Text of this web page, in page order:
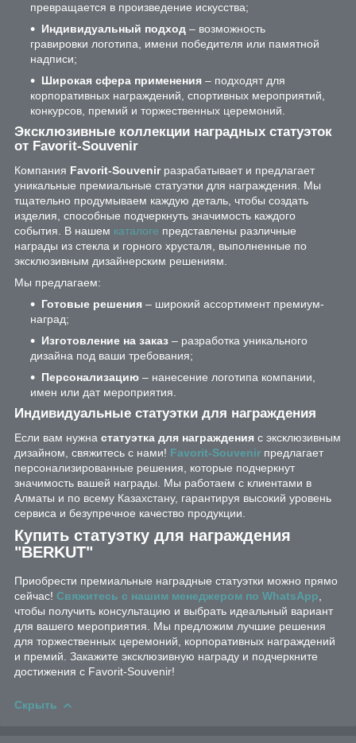
превращается в произведение искусства;
Индивидуальный подход – возможность
гравировки логотипа, имени победителя или памятной
надписи;
Широкая сфера применения – подходят для
корпоративных награждений, спортивных мероприятий,
конкурсов, премий и торжественных церемоний.
Эксклюзивные коллекции наградных статуэток
от Favorit-Souvenir
Компания Favorit-Souvenirразрабатывает и предлагает
уникальные премиальные статуэтки для награждения. Мы
тщательно продумываем каждую деталь, чтобы создать
изделия, способные подчеркнуть значимость каждого
события. В нашем каталоге представлены различные
награды из стекла и горного хрусталя, выполненные по
эксклюзивным дизайнерским решениям.
Мы предлагаем:
Готовые решения – широкий ассортимент премиум-
наград;
Изготовление на заказ – разработка уникального
дизайна под ваши требования;
Персонализацию – нанесение логотипа компании,
имен или дат мероприятия.
Индивидуальные статуэтки для награждения
Если вам нужна статуэтка для награждения с эксклюзивным
дизайном, свяжитесь с нами! Favorit-Souvenir предлагает
персонализированные решения, которые подчеркнут
значимость вашей награды. Мы работаем с клиентами в
Алматы и по всему Казахстану, гарантируя высокий уровень
сервиса и безупречное качество продукции.
Купить статуэтку для награждения
"BERKUT"
Приобрести премиальные наградные статуэтки можно прямо
сейчас! Свяжитесь с нашим менеджером по WhatsApp
чтобы получить консультацию и выбрать идеальный вариант
для вашего мероприятия. Мы предложим лучшие решения
для торжественных церемоний, корпоративных награждений
и премий. Закажите эксклюзивную награду и подчеркните
достижения с Favorit-Souvenir!
Скрыть